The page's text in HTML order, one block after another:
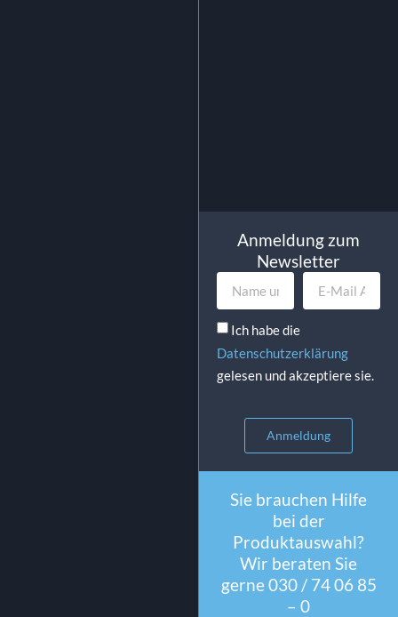
Anmeldung zum
Newsletter
Ich habe die
Datenschutzerklärung
gelesen und akzeptiere sie.
Anmeldung
Sie brauchen Hilfe
bei der
Produktauswahl?
Wir beraten Sie
gerne 030 / 74 06 85
– 0